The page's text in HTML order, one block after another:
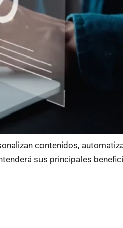
contenidos,
sus principales